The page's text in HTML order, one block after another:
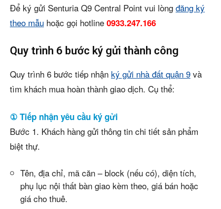
Để ký gửi Senturia Q9 Central Point vui lòng đăng ký
theo mẫu hoặc gọi hotline 0933.247.166
Quy trình 6 bước ký gửi thành công
Quy trình 6 bước tiếp nhận ký gửi nhà đất quận 9 và
tìm khách mua hoàn thành giao dịch. Cụ thể:
① Tiếp nhận yêu cầu ký gửi
Bước 1. Khách hàng gửi thông tin chi tiết sản phẩm
biệt thự.
Tên, địa chỉ, mã căn – block (nếu có), diện tích,
phụ lục nội thất bàn giao kèm theo, giá bán hoặc
giá cho thuê.